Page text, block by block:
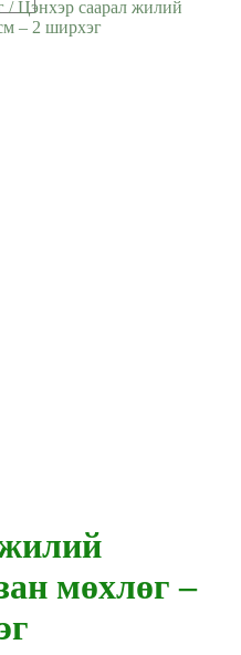
/Цэнхэр саарал жилий
– 2 ширхэг
мөхлөг –